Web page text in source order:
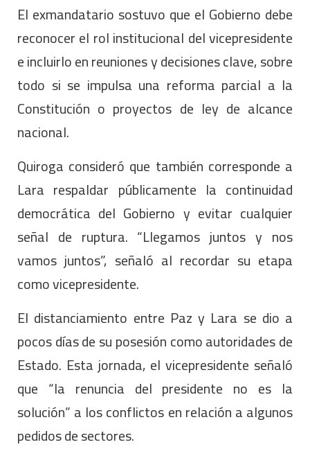
El exmandatario sostuvo que el Gobierno debe
reconocer el rol institucional del vicepresidente
e incluirlo en reuniones y decisiones clave, sobre
todo si se impulsa una reforma parcial a la
Constitución o proyectos de ley de alcance
nacional.
Quiroga consideró que también corresponde a
Lara respaldar públicamente la continuidad
democrática del Gobierno y evitar cualquier
señal de ruptura. “Llegamos juntos y nos
vamos juntos”, señaló al recordar su etapa
como vicepresidente.
El distanciamiento entre Paz y Lara se dio a
pocos días de su posesión como autoridades de
Estado. Esta jornada, el vicepresidente señaló
que “la renuncia del presidente no es la
solución” a los conflictos en relación a algunos
pedidos de sectores.